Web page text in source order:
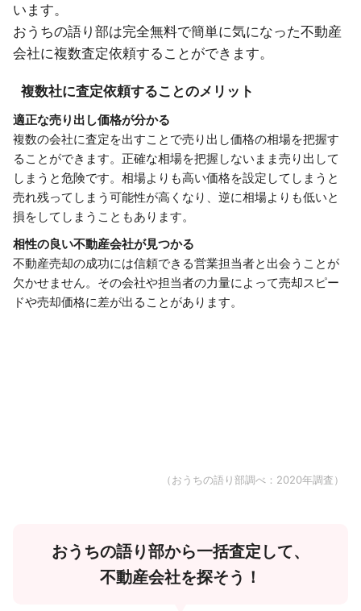
います。
おうちの語り部は完全無料で簡単に気になった不動産
会社に複数査定依頼することができます。
複数社に査定依頼することのメリット
適正な売り出し価格が分かる
複数の会社に査定を出すことで売り出し価格の相場を把握す
ることができます。正確な相場を把握しないまま売り出して
しまうと危険です。相場よりも高い価格を設定してしまうと
売れ残ってしまう可能性が高くなり、逆に相場よりも低いと
損をしてしまうこともあります。
相性の良い不動産会社が見つかる
不動産売却の成功には信頼できる営業担当者と出会うことが
欠かせません。その会社や担当者の力量によって売却スピー
ドや売却価格に差が出ることがあります。
（おうちの語り部調べ：2020年調査）
おうちの語り部から一括査定して、
不動産会社を探そう！